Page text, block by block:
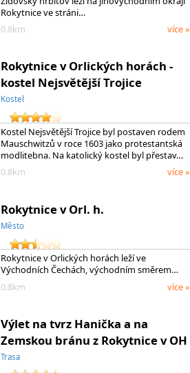
Rokytnice ve stráni…
0.8km
více »
Rokytnice v Orlických horách -
kostel Nejsvětější Trojice
Kostel
Kostel Nejsvětější Trojice byl postaven rodem
Mauschwitzů v roce 1603 jako protestantská
modlitebna. Na katolický kostel byl přestav…
0.8km
více »
Rokytnice v Orl. h.
Město
Rokytnice v Orlických horách leží ve
Východních Čechách, východním směrem…
0.8km
více »
Výlet na tvrz Hanička a na
Zemskou bránu z Rokytnice v OH
Trasa